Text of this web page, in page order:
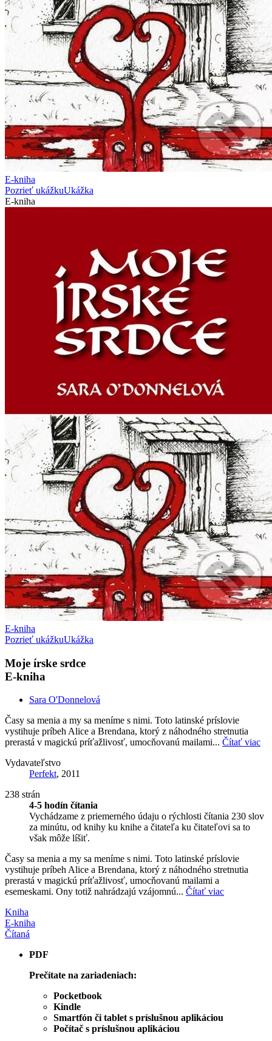
E-kniha
Pozrieť ukážkuUkážka
E-kniha
E-kniha
Pozrieť ukážkuUkážka
Moje írske srdce
E-kniha
Sara O'Donnelová
Časy sa menia a my sa meníme s nimi. Toto latinské príslovie
vystihuje príbeh Alice a Brendana, ktorý z náhodného stretnutia
prerastá v magickú príťažlivosť, umocňovanú mailami... Čítať viac
Vydavateľstvo
Perfekt, 2011
238 strán
4-5 hodín čítania
Vychádzame z priemerného údaju o rýchlosti čítania 230 slov
za minútu, od knihy ku knihe a čitateľa ku čitateľovi sa to
však môže líšiť.
Časy sa menia a my sa meníme s nimi. Toto latinské príslovie
vystihuje príbeh Alice a Brendana, ktorý z náhodného stretnutia
prerastá v magickú príťažlivosť, umocňovanú mailami a
esemeskami. Ony totiž nahrádzajú vzájomnú... Čítať viac
Kniha
E-kniha
Čítaná
PDF
Prečítate na zariadeniach:
Pocketbook
Kindle
Smartfón či tablet s príslušnou aplikáciou
Počítač s príslušnou aplikáciou